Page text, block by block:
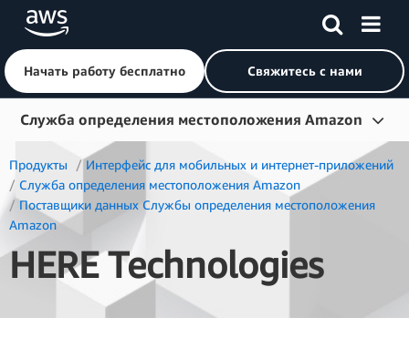
Перейти к главному контенту
Начать работу бесплатно Свяжитесь с нами
Служба определения местоположения Amazon
Продукты
Отрасли
Начало работы
Продукты
Интерфейс для мобильных и интернет‑приложений
Служба определения местоположения Amazon
Поставщики данных Службы определения местоположения
Amazon
HERE Technologies